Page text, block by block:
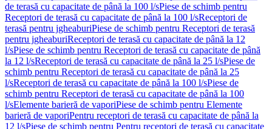
de terasă cu capacitate de până la 100 l/sPiese de schimb pentru
Receptori de terasă cu capacitate de până la 100 l/sReceptori de
terasă pentru jgheaburiPiese de schimb pentru Receptori de terasă
pentru jgheaburiReceptori de terasă cu capacitate de până la 12
l/sPiese de schimb pentru Receptori de terasă cu capacitate de până
la 12 l/sReceptori de terasă cu capacitate de până la 25 l/sPiese de
schimb pentru Receptori de terasă cu capacitate de până la 25
l/sReceptori de terasă cu capacitate de până la 100 l/sPiese de
schimb pentru Receptori de terasă cu capacitate de până la 100
l/sElemente barieră de vaporiPiese de schimb pentru Elemente
barieră de vaporiPentru receptori de terasă cu capacitate de până la
12 l/sPiese de schimb pentru Pentru receptori de terasă cu capacitate